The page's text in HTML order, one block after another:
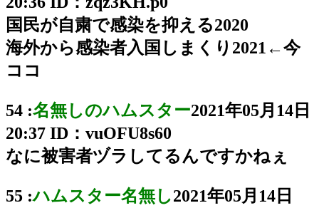
国民が自粛で感染を抑える2020
海外から感染者入国しまくり2021←今
ココ
54 :名無しのハムスター2021年05月14日
20:37 ID：vuOFU8s60
なに被害者ヅラしてるんですかねぇ
55 :ハムスター名無し2021年05月14日